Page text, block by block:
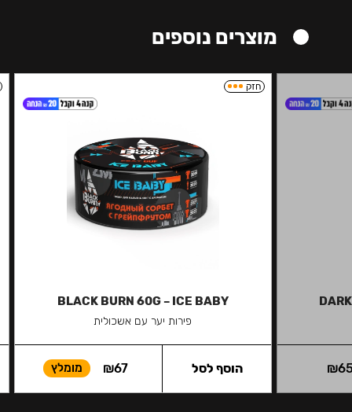
מוצרים נוספים
₪
חזק
BLACK BURN 60G – ICE BABY
פירות יער עם אשכולית
₪67 מומלץ הוסף לסל